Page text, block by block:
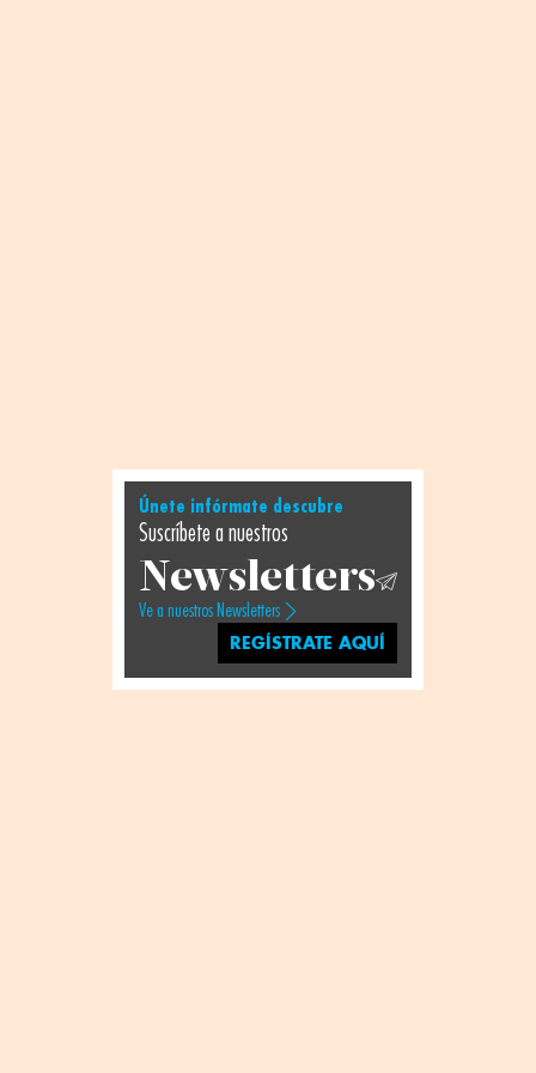
Únete infórmate descubre
Suscríbete a nuestros
Newsletters
Ve a nuestros Newsletters
REGÍSTRATE AQUÍ